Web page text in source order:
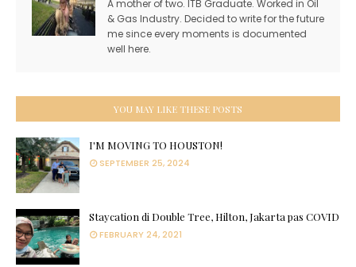
A mother of two. ITB Graduate. Worked in Oil
& Gas Industry. Decided to write for the future
me since every moments is documented
well here.
YOU MAY LIKE THESE POSTS
I'M MOVING TO HOUSTON!
SEPTEMBER 25, 2024
Staycation di Double Tree, Hilton, Jakarta pas COVID
FEBRUARY 24, 2021